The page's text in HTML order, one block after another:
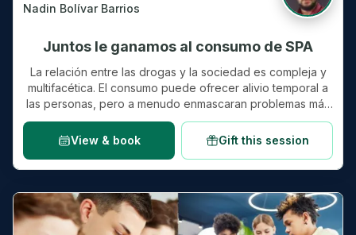
Nadin Bolívar Barrios
Juntos le ganamos al consumo de SPA
La relación entre las drogas y la sociedad es compleja y
multifacética. El consumo puede ofrecer alivio temporal a
las personas, pero a menudo enmascaran problemas más
profundos,…
View & book
Gift this session